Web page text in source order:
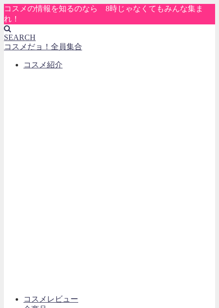
コスメの情報を知るのなら 8時じゃなくてもみんな集ま
れ！
SEARCH
コスメだョ！全員集合
コスメ紹介
コスメレビュー